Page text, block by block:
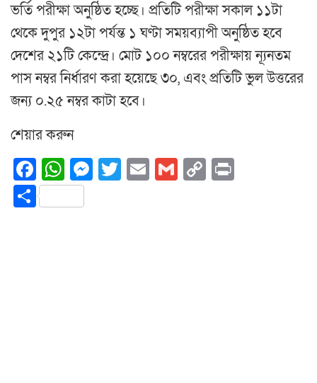
ভর্তি পরীক্ষা অনুষ্ঠিত হচ্ছে। প্রতিটি পরীক্ষা সকাল ১১টা
থেকে দুপুর ১২টা পর্যন্ত ১ ঘণ্টা সময়ব্যাপী অনুষ্ঠিত হবে
দেশের ২১টি কেন্দ্রে। মোট ১০০ নম্বরের পরীক্ষায় ন্যূনতম
পাস নম্বর নির্ধারণ করা হয়েছে ৩০, এবং প্রতিটি ভুল উত্তরের
জন্য ০.২৫ নম্বর কাটা হবে।
শেয়ার করুন
Facebook
WhatsApp
Messenger
Twitter
EmailGmail
Copy
Share